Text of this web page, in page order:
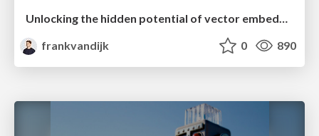
Unlocking the hidden potential of vector embeddings in international SEO
frankvandijk
0 890